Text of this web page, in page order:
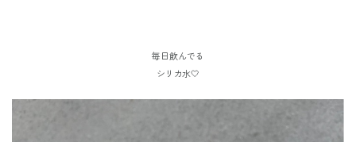
毎日飲んでる
シリカ水🤍